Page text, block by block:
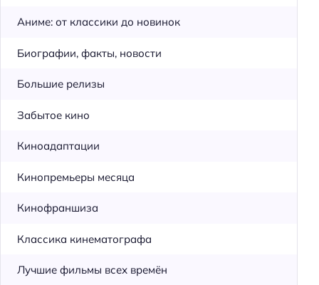
Аниме: от классики до новинок
Биографии, факты, новости
Большие релизы
Забытое кино
Киноадаптации
Кинопремьеры месяца
Кинофраншиза
Классика кинематографа
Лучшие фильмы всех времён